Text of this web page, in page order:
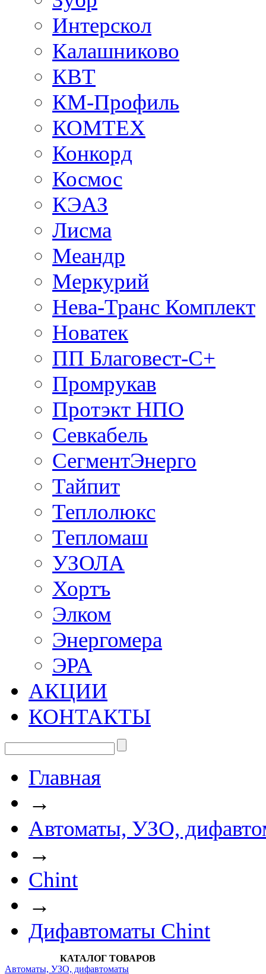
Интерскол
Калашниково
КВТ
КМ-Профиль
КОМТЕХ
Конкорд
Космос
КЭАЗ
Лисма
Меандр
Меркурий
Нева-Транс Комплект
Новатек
ПП Благовест-С+
Промрукав
Протэкт НПО
Севкабель
СегментЭнерго
Тайпит
Теплолюкс
Тепломаш
УЗОЛА
Хортъ
Элком
Энергомера
ЭРА
АКЦИИ
КОНТАКТЫ
Главная
→
Автоматы, УЗО,
→
Chint
→
Дифавтоматы Chint
КАТАЛОГ ТОВАРОВ
Автоматы, УЗО, дифавтоматы